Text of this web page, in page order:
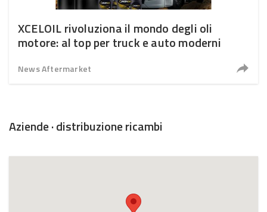
XCELOIL rivoluziona il mondo degli oli
motore: al top per truck e auto moderni
News Aftermarket
Aziende · distribuzione ricambi